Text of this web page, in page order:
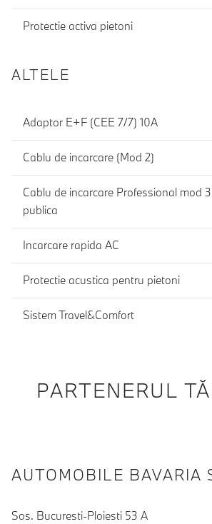
Protectie activa pietoni
ALTELE
Adaptor E+F (CEE 7/7) 10A
Cablu de incarcare (Mod 2)
Cablu de incarcare Professional mod
publica
Incarcare rapida AC
Protectie acustica pentru pietoni
Sistem Travel&Comfort
PARTENERUL
AUTOMOBILE BAVARIA
Sos. Bucuresti-Ploiesti 53 A